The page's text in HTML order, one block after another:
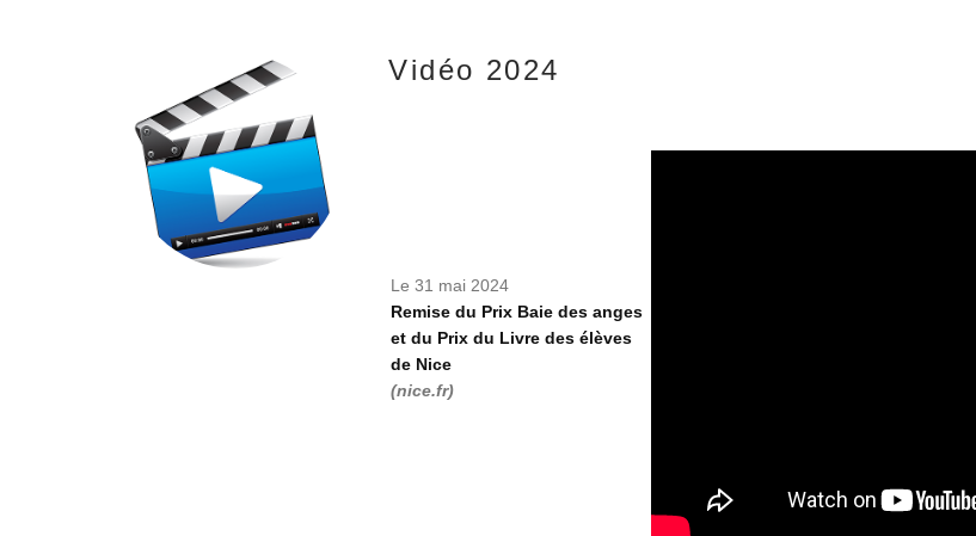
Vidéo 2024
Le 31 mai 2024
Remise du Prix Baie des anges
et du Prix du Livre des élèves
de Nice
(nice.fr)